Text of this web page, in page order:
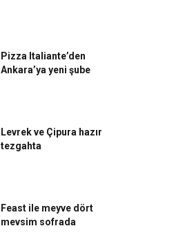
İstanbul manzarası
eşliğinde caz keyfi Bar
Pizza Italiante’den
Ankara’ya yeni şube
Levrek ve Çipura hazır
tezgahta
Feast ile meyve dört
mevsim sofrada